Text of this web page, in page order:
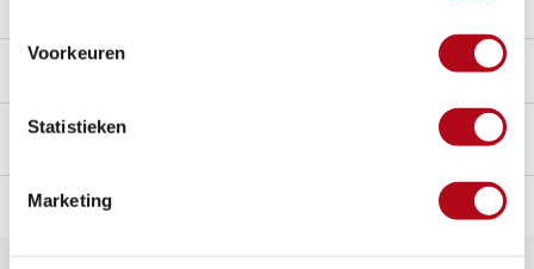
Voorkeuren
Statistieken
Marketing
Nederland.* de tuinspecialist